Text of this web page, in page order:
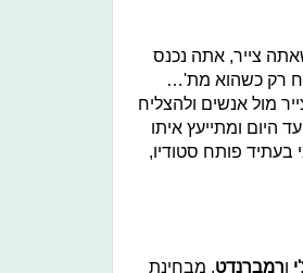
צייר, אתה נכנס
רק כשהוא מת'…
מול אנשים ולהצליח
היום ומתייעץ איתו
בעתיד פותח סטודיו,
ורמברנדט. מבחינת